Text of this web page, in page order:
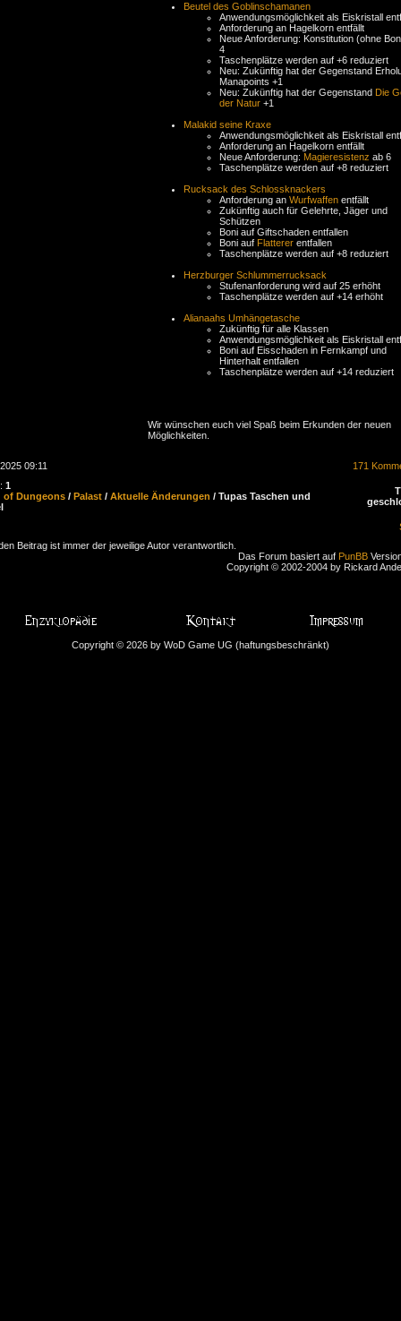
Beutel des Goblinschamanen
Anwendungsmöglichkeit als Eiskristall
Anforderung an Hagelkorn entfällt
Neue Anforderung: Konstitution (ohne
4
Taschenplätze werden auf +6 reduziert
Neu: Zukünftig hat der Gegenstand
Manapoints +1
Neu: Zukünftig hat der Gegenstand Die
der Natur +1
Malakid seine Kraxe
Anwendungsmöglichkeit als Eiskristall
Anforderung an Hagelkorn entfällt
Neue Anforderung: Magieresistenz ab 6
Taschenplätze werden auf +8 reduziert
Rucksack des Schlossknackers
Anforderung an Wurfwaffen entfällt
Zukünftig auch für Gelehrte, Jäger und
Schützen
Boni auf Giftschaden entfallen
Boni auf Flatterer entfallen
Taschenplätze werden auf +8 reduziert
Herzburger Schlummerrucksack
Stufenanforderung wird auf 25 erhöht
Taschenplätze werden auf +14 erhöht
Alianaahs Umhängetasche
Zukünftig für alle Klassen
Anwendungsmöglichkeit als Eiskristall
Boni auf Eisschaden in Fernkampf und
Hinterhalt entfallen
Taschenplätze werden auf +14 reduziert
Wir wünschen euch viel Spaß beim Erkunden der neuen
Möglichkeiten.
09:11
171
1
of Dungeons / Palast / Aktuelle Änderungen / Tupas Taschen und
Beitrag ist immer der jeweilige Autor verantwortlich.
Das Forum basiert auf PunBB
Copyright © 2002-2004 by Rickard
Copyright © 2026 by WoD Game UG (haftungsbeschränkt)